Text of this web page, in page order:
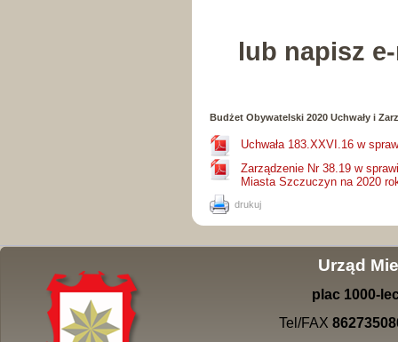
lub napisz
Budżet Obywatelski 2020 Uchwały i
Uchwała 183.XXVI.16 w
Zarządzenie Nr 38.19 w
Miasta Szczuczyn na 2020
drukuj
Urząd
plac 1000-
Tel/FAX